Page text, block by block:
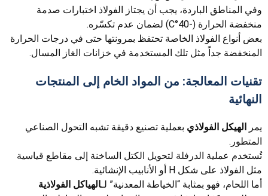
وفي المناطق الباردة، يجب أن يجتاز الفولاذ اختبارات صدمة
منخفضة الحرارة (-40°C) لضمان عدم تكسّره.
بعض أنواع الفولاذ الخاصة تحتفظ بمرونتها حتى في درجات الحرارة
المنخفضة جداً مثل تلك المستخدمة في خزانات الغاز المسال.
تقنيات المعالجة: من المواد الخام إلى المنتجات
النهائية
يمر الهيكل الفولاذي بعملية تصنيع دقيقة تشبه التحول الصناعي
المتطور.
تُستخدم عملية الدرفلة لتحويل الكتل الساخنة إلى مقاطع قياسية
مثل الفولاذ على شكل H أو الأنابيب الإنشائية.
أما اللحام، فهو بمثابة “الخياطة المعدنية” لـالهياكل الفولاذية